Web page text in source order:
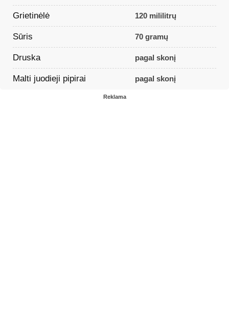
Grietinėlė 120 mililitrų
Sūris 70 gramų
Druska pagal skonį
Malti juodieji pipirai pagal skonį
Reklama